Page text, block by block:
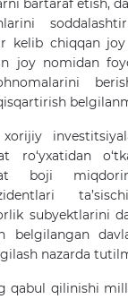
bartaraf etish,
kelib chiqqan
joy nomidan
ro‘yxatidan
boji
subyektlarini
belgilangan
nazarda
qabul qilinishi